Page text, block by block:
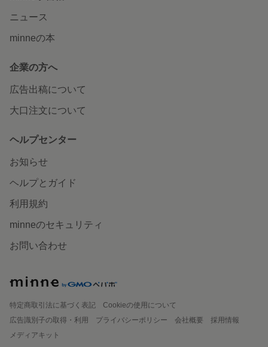
ニュース
minneの本
企業の方へ
広告出稿について
大口注文について
ヘルプセンター
お知らせ
ヘルプとガイド
利用規約
minneのセキュリティ
お問い合わせ
特定商取引法に基づく表記
Cookieの使用について
広告識別子の取得・利用
プライバシーポリシー 会社概要
採用情報
メディアキット